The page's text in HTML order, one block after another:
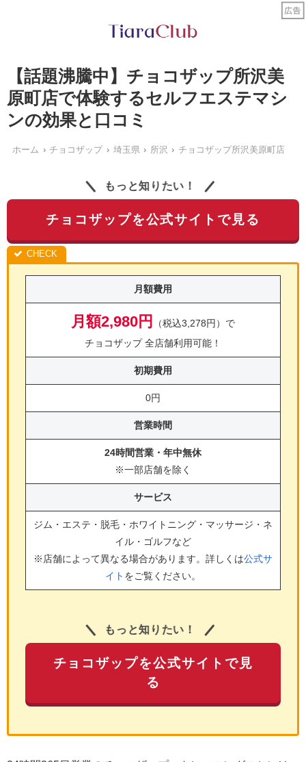
【話題沸騰中】チョコザップ所沢美
原町店で体験するセルフエステマシ
ンの効果と口コミ
ホーム チョコザップ 埼玉県 所沢 チョコザップ所沢美原町店
もっと知りたい！
チョコザップを公式サイトで見る
月額費用
月額2,980円
（税込3,278円）で
チョコザップ 全店舗利用可能！
初期費用
0円
営業時間
24時間営業・年中無休
※一部店舗を除く
サービス
ジム・エステ・脱毛・ホワイトニング・マッサージ・ネ
イル・ゴルフなど
※店舗によって異なる場合があります。詳しくは公式サ
イト をご覧ください。
もっと知りたい！
チョコザップを公式サイトで見
る